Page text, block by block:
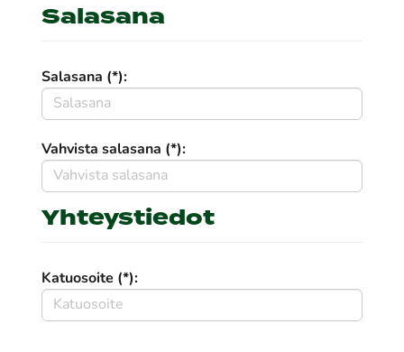
Salasana
Salasana (*):
Vahvista salasana (*):
Yhteystiedot
Katuosoite (*):